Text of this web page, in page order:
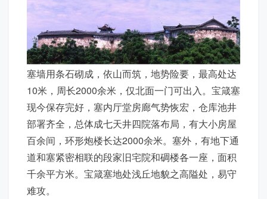
塞墙用条石砌成，依山而筑，地势险要，最高处达
10米，周长2000余米，仅北面一门可出入。宝箴塞
现今保存完好，塞内厅堂房廊气势恢宏，仓库池井
部署齐全，总体成七天井四院落布局，有大小房屋
百余间，环形炮楼长达2000余米。塞外，有地下通
道和塞紧密相联的段家旧宅院和碉楼各一座，面积
千余平方米。宝箴塞地处浅丘地貌之高隘处，易守
难攻。